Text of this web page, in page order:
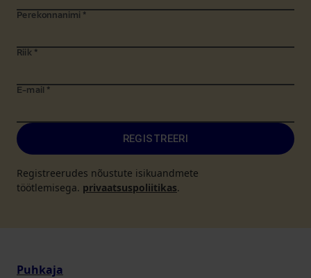
Perekonnanimi *
Riik *
E-mail *
REGISTREERI
Registreerudes nõustute isikuandmete
töötlemisega. privaatsuspoliitikas.
Puhkaja